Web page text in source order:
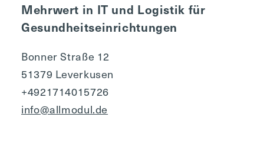
Mehrwert in IT und Logistik für
Gesundheitseinrichtungen
Bonner Straße 12
51379 Leverkusen
+4921714015726
info@allmodul.de